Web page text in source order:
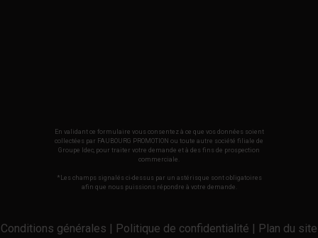
En validant ce formulaire vous consentez à ce que vos données soient
collectées par FAUBOURG PROMOTION ou toute autre société filiale de
Groupe Idec, pour traiter votre demande et à des fins de prospection
commerciale.
*Les champs signalés ci-dessus par un astérisque sont obligatoires
afin que nous puissions répondre à votre demande.
Conditions générales | Politique de confidentialité | Plan du site